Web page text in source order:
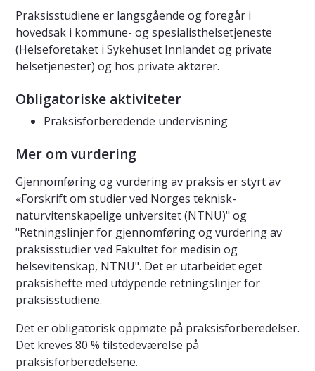
Praksisstudiene er langsgående og foregår i
hovedsak i kommune- og spesialisthelsetjeneste
(Helseforetaket i Sykehuset Innlandet og private
helsetjenester) og hos private aktører.
Obligatoriske aktiviteter
Praksisforberedende undervisning
Mer om vurdering
Gjennomføring og vurdering av praksis er styrt av
«Forskrift om studier ved Norges teknisk-
naturvitenskapelige universitet (NTNU)" og
"Retningslinjer for gjennomføring og vurdering av
praksisstudier ved Fakultet for medisin og
helsevitenskap, NTNU". Det er utarbeidet eget
praksishefte med utdypende retningslinjer for
praksisstudiene.
Det er obligatorisk oppmøte på praksisforberedelser.
Det kreves 80 % tilstedeværelse på
praksisforberedelsene.